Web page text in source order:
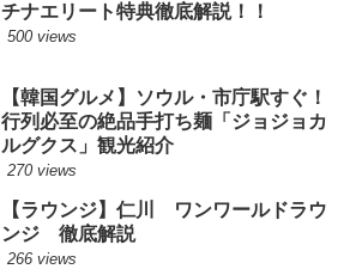
チナエリート特典徹底解説！！
500 views
【韓国グルメ】ソウル・市庁駅すぐ！
行列必至の絶品手打ち麺「ジョジョカ
ルグクス」観光紹介
270 views
【ラウンジ】仁川 ワンワールドラウ
ンジ 徹底解説
266 views